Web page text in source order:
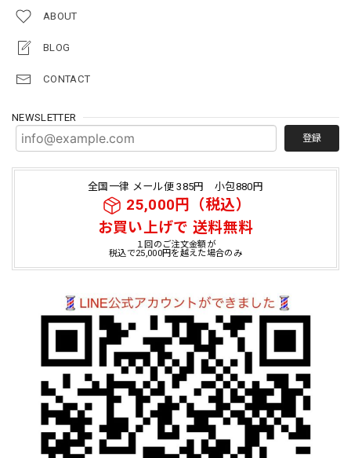
ABOUT
BLOG
CONTACT
NEWSLETTER
登録
全国一律 メール便 385円 小包880円
25,000円（税込）
お買い上げで 送料無料
１回のご注文金額が
税込で25,000円を越えた場合のみ